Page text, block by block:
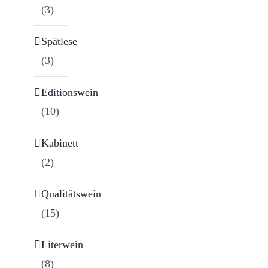
(3)
Spätlese
(3)
Editionswein
(10)
Kabinett
(2)
Qualitätswein
(15)
Literwein
(8)